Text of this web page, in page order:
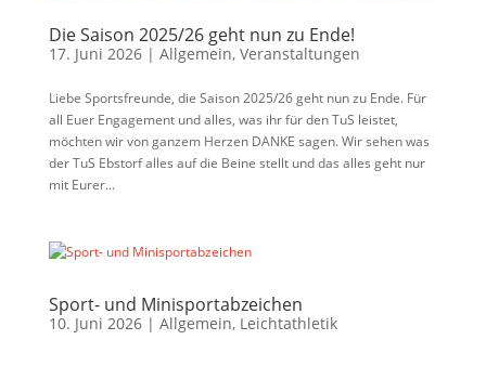
Die Saison 2025/26 geht nun zu Ende!
17. Juni 2026| Allgemein, Veranstaltungen
Liebe Sportsfreunde, die Saison 2025/26 geht nun zu Ende. Für
all Euer Engagement und alles, was ihr für den TuS leistet,
möchten wir von ganzem Herzen DANKE sagen. Wir sehen was
der TuS Ebstorf alles auf die Beine stellt und das alles geht nur
mit Eurer...
Sport- und Minisportabzeichen
10. Juni 2026| Allgemein, Leichtathletik